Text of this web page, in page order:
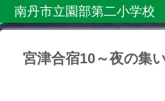
南丹市立園部第二小学校
宮津合宿10～夜の集